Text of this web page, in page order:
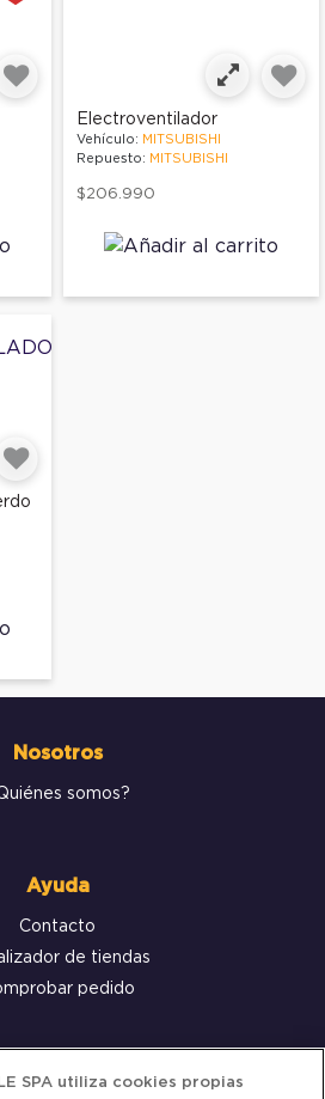
Electroventilador
Vehículo: MITSUBISHI
Repuesto: MITSUBISHI
$206.990
Nosotros
somos?
Ayuda
Contacto
de tiendas
pedido
al cliente
SPA utiliza cookies propias